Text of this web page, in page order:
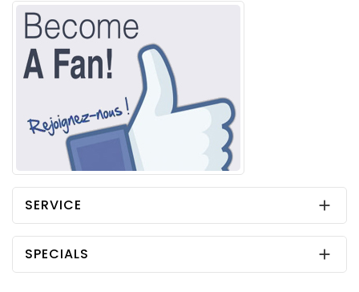
SERVICE 
SPECIALS 